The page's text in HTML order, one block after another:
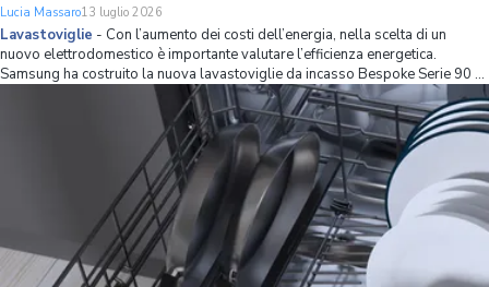
Lucia Massaro13 luglio 2026
Lavastoviglie - Con l’aumento dei costi dell’energia, nella scelta di un
nuovo elettrodomestico è importante valutare l’efficienza energetica.
Samsung ha costruito la nuova lavastoviglie da incasso Bespoke Serie 90 AI
partendo proprio da questo principio, combinando una classe energetica A